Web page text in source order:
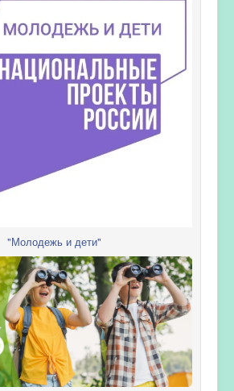
"Молодежь и дети"